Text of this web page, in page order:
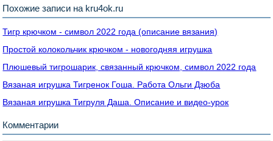
Похожие записи на kru4ok.ru
Тигр крючком - символ 2022 года (описание вязания)
Простой колокольчик крючком - новогодняя игрушка
Плюшевый тигрошарик, связанный крючком, символ 2022 года
Вязаная игрушка Тигренок Гоша. Работа Ольги Дзюба
Вязаная игрушка Тигруля Даша. Описание и видео-урок
Комментарии